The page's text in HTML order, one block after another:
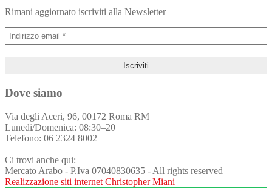
Rimani aggiornato iscriviti alla Newsletter
Dove siamo
Via degli Aceri, 96, 00172 Roma RM
Lunedi/Domenica: 08:30–20
Telefono: 06 2324 8002
Ci trovi anche qui:
Mercato Arabo - P.Iva 07040830635 - All rights reserved
Realizzazione siti internet Christopher Miani